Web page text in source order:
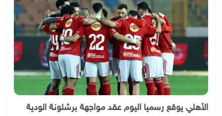
الأهلي يوقع رسميا اليوم عقد مواجهة برشلونة الودية